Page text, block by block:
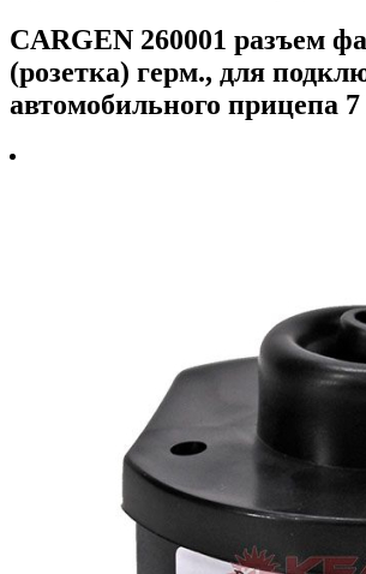
CARGEN 260001 разъем
(розетка) герм., для
автомобильного прицепа